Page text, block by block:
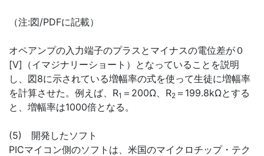
（注:図/PDFに記載）
オペアンプの入力端子のプラスとマイナスの電位差が０
[V]（イマジナリーショート）となっていることを説明
し、図8に示されている増幅率の式を使って生徒に増幅率
を計算させた。例えば、R1 ＝200Ω、R2 ＝199.8kΩとする
と、増幅率は1000倍となる。
(5) 開発したソフト
PICマイコン側のソフトは、米国のマイクロチップ・テク